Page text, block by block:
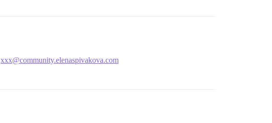
xxx@community.elenaspivakova.com